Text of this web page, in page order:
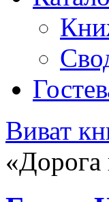
Виват
«Дорога